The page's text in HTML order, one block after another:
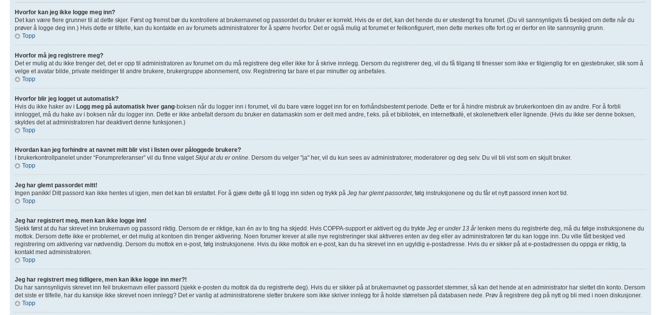
Hvorfor kan jeg ikke logge meg inn?
Det kan være flere grunner til at dette skjer. Først og fremst bør du kontrollere at brukernavnet og passordet du bruker er korrekt. Hvis de er det, kan det hende du er utestengt fra forumet. (Du vil sannsynligvis få beskjed om dette når du
prøver å logge deg inn.) Hvis dette er tilfelle, kan du kontakte en av forumets administratorer for å spørre hvorfor. Det er også mulig at forumet er feilkonfigurert, men dette merkes ofte fort og er derfor en lite sannsynlig grunn.
Topp
Hvorfor må jeg registrere meg?
Det er mulig at du ikke trenger det, det er opp til administratoren av forumet om du må registrere deg eller ikke for å skrive innlegg. Dersom du registrerer deg, vil du få tilgang til finesser som ikke er tilgjenglig for en gjestebruker, slik som å
velge et avatar bilde, private meldinger til andre brukere, brukergruppe abonnement, osv. Registrering tar bare et par minutter og anbefales.
Topp
Hvorfor blir jeg logget ut automatisk?
Hvis du ikke haker av i Logg meg på automatisk hver gang-boksen når du logger inn i forumet, vil du bare være logget inn for en forhåndsbestemt periode. Dette er for å hindre misbruk av brukerkontoen din av andre. For å forbli
innlogget, må du hake av i boksen når du logger inn. Dette er ikke anbefalt dersom du bruker en datamaskin som er delt med andre, f.eks. på et bibliotek, en internettkafé, et skolenettverk eller lignende. (Hvis du ikke ser denne boksen,
skyldes det at administratoren har deaktivert denne funksjonen.)
Topp
Hvordan kan jeg forhindre at navnet mitt blir vist i listen over påloggede brukere?
I brukerkontrollpanelet under “Forumpreferanser” vil du finne valgetSkjul at du er online. Dersom du velger "ja" her, vil du kun sees av administratorer, moderatorer og deg selv. Du vil bli vist som en skjult bruker.
Topp
Jeg har glemt passordet mitt!
Ingen panikk! Ditt passord kan ikke hentes ut igjen, men det kan bli erstattet. For å gjøre dette gå til logg inn siden og trykk på Jeg har glemt passordet, følg instruksjonene og du får et nytt passord innen kort tid.
Topp
Jeg har registrert meg, men kan ikke logge inn!
Sjekk først at du har skrevet inn brukernavn og passord riktig. Dersom de er riktige, kan én av to ting ha skjedd. Hvis COPPA-support er aktivert og du trykte Jeg er under 13 årlenken mens du registrerte deg, må du følge instruksjonene du
mottok. Dersom dette ikke er problemet, er det mulig at kontoen din trenger aktivering. Noen forumer krever at alle nye registreringer skal aktiveres enten av deg eller av administratoren før du kan logge inn. Du ville fått beskjed ved
registrering om aktivering var nødvendig. Dersom du mottok en e-post, følg instruksjonene. Hvis du ikke mottok en e-post, kan du ha skrevet inn en ugyldig e-postadresse. Hvis du er sikker på at e-postadressen du oppga er riktig, ta
kontakt med administratoren.
Topp
Jeg har registrert meg tidligere, men kan ikke logge inn mer?!
Du har sannsynligvis skrevet inn feil brukernavn eller passord (sjekk e-posten du mottok da du registrerte deg). Hvis du er sikker på at brukernavnet og passordet stemmer, så kan det hende at en administrator har slettet din konto. Dersom
det siste er tilfelle, har du kanskje ikke skrevet noen innlegg? Det er vanlig at administratorene sletter brukere som ikke skriver innlegg for å holde størrelsen på databasen nede. Prøv å registrere deg på nytt og bli med i noen diskusjoner.
Topp